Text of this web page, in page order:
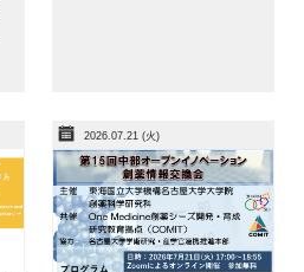
2026.07.21 (火)